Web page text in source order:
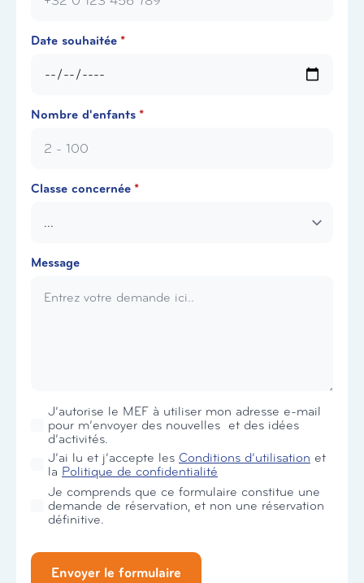
Date souhaitée *
Nombre d'enfants *
Classe concernée *
Message
Newsletter
J’autorise le MEF à utiliser mon adresse e-mail
pour m’envoyer des nouvelles et des idées
d’activités.
RGPD
J’ai lu et j’accepte les Conditions d’utilisation et
la Politique de confidentialité
Je comprends que ce formulaire constitue une
demande de réservation, et non une réservation
définitive.
Envoyer le formulaire